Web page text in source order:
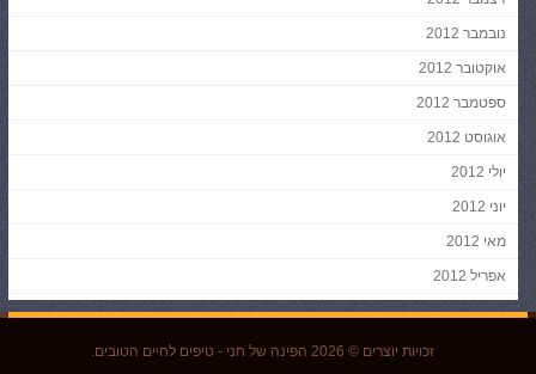
נובמבר 2012
אוקטובר 2012
ספטמבר 2012
אוגוסט 2012
יולי 2012
יוני 2012
מאי 2012
אפריל 2012
זכויות יוצרים © 2026 הפינה של חני - טיפים לחיים הטובים.